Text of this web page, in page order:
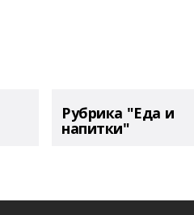
Рубрика "Еда и
напитки"